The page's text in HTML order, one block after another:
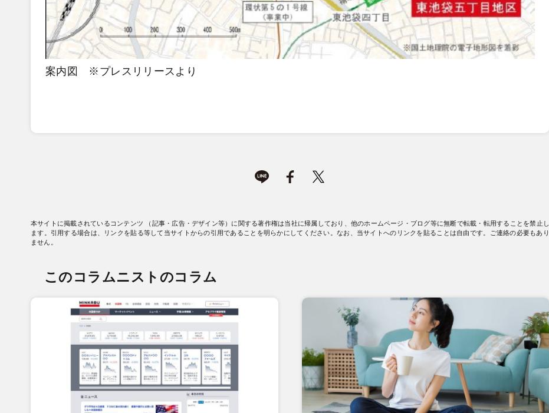
案内図 ※プレスリリースより
本サイトに掲載されているコンテンツ （記事・広告・デザイン等）に関する著作権は当社に帰属しており、他のホームページ・ブログ等に無断で転載・転用することを禁止し
ます。引用する場合は、リンクを貼る等して当サイトからの引用であることを明らかにしてください。なお、当サイトへのリンクを貼ることは自由です。ご連絡の必要もあり
ません。
このコラムニストのコラム